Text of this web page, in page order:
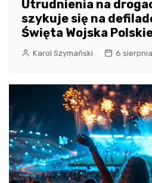
Utrudnienia na
szykuje się na
Święta Wojska
Karol Szymański 6